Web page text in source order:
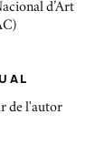
d’Art
de l'autor